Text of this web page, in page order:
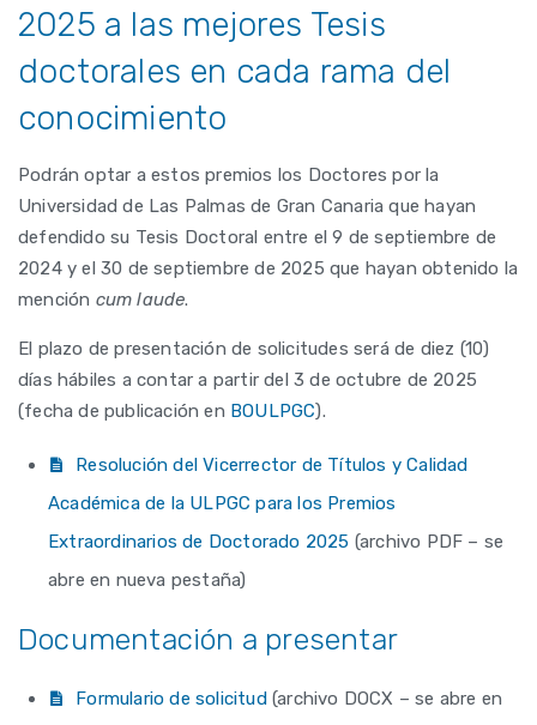
2025 a las mejores Tesis
doctorales en cada rama del
conocimiento
Podrán optar a estos premios los Doctores por la
Universidad de Las Palmas de Gran Canaria que hayan
defendido su Tesis Doctoral entre el 9 de septiembre de
2024 y el 30 de septiembre de 2025 que hayan obtenido la
mención cum laude.
El plazo de presentación de solicitudes será de diez (10)
días hábiles a contar a partir del 3 de octubre de 2025
(fecha de publicación en BOULPGC).
Resolución del Vicerrector de Títulos y Calidad
Académica de la ULPGC para los Premios
Extraordinarios de Doctorado 2025 (archivo PDF – se
abre en nueva pestaña)
Documentación a presentar
Formulario de solicitud(archivo DOCX – se abre en